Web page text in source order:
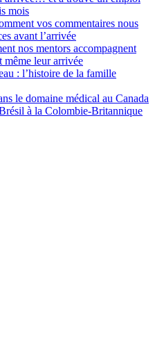
mois
vos commentaires nous
avant l’arrivée
nos mentors accompagnent
même leur arrivée
: l’histoire de la famille
le domaine médical au Canada
à la Colombie-Britannique